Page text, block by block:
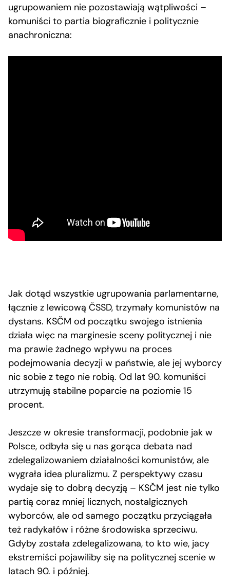
ugrupowaniem nie pozostawiają wątpliwości –
komuniści to partia biograficznie i politycznie
anachroniczna:
Jak dotąd wszystkie ugrupowania parlamentarne,
łącznie z lewicową ČSSD, trzymały komunistów na
dystans. KSČM od początku swojego istnienia
działa więc na marginesie sceny politycznej i nie
ma prawie żadnego wpływu na proces
podejmowania decyzji w państwie, ale jej wyborcy
nic sobie z tego nie robią. Od lat 90. komuniści
utrzymują stabilne poparcie na poziomie 15
procent.
Jeszcze w okresie transformacji, podobnie jak w
Polsce, odbyła się u nas gorąca debata nad
zdelegalizowaniem działalności komunistów, ale
wygrała idea pluralizmu. Z perspektywy czasu
wydaje się to dobrą decyzją – KSČM jest nie tylko
partią coraz mniej licznych, nostalgicznych
wyborców, ale od samego początku przyciągała
też radykałów i różne środowiska sprzeciwu.
Gdyby została zdelegalizowana, to kto wie, jacy
ekstremiści pojawiliby się na politycznej scenie w
latach 90. i później.